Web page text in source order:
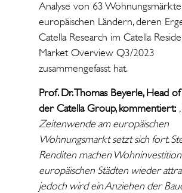
Analyse von 63
europäischen Ländern, deren
Catella Research im Catella
Market Overview Q3/2023
zusammengefasst hat.
Prof. Dr. Thomas Beyerle, Head
der Catella Group, kommentiert:
Zeitenwende am europäischen
Wohnungsmarkt setzt sich fort.
Renditen machen
europäischen Städten wieder
jedoch wird ein Anziehen der